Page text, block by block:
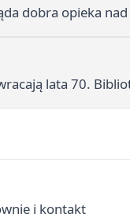
dobra opieka
lata 70.
i kontakt